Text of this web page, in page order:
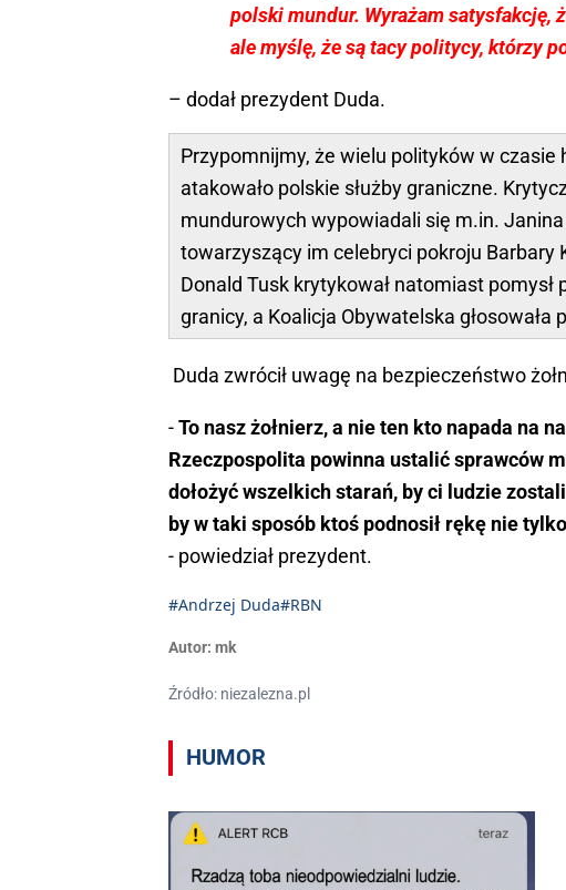
polski mundur. Wyrażam satysfakcję,
ale myślę, że są tacy politycy, którzy
– dodał prezydent Duda.
Przypomnijmy, że wielu polityków w
atakowało polskie służby graniczne.
mundurowych wypowiadali się m.in. Janina
towarzyszący im celebryci pokroju Barbary
Donald Tusk krytykował natomiast
granicy, a Koalicja Obywatelska
Duda zwrócił uwagę na bezpieczeństwo
-To nasz żołnierz, a nie ten kto napada na
Rzeczpospolita powinna ustalić sprawców
dołożyć wszelkich starań, by ci ludzie
by w taki sposób ktoś podnosił rękę nie
- powiedział prezydent.
#Andrzej Duda#RBN
Autor: mk
Źródło: niezalezna.pl
HUMOR